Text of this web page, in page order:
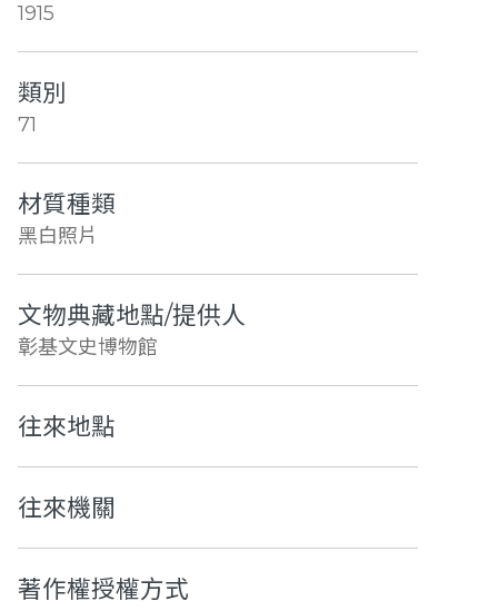
1915
類別
71
材質種類
黑白照片
文物典藏地點/提供人
彰基文史博物館
往來地點
往來機關
著作權授權方式